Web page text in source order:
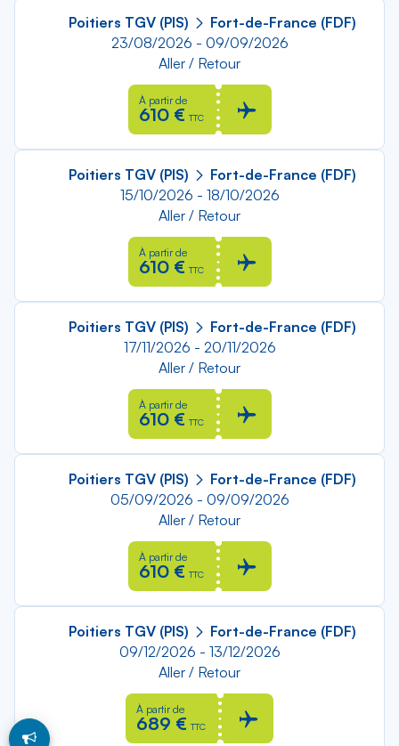
Poitiers TGV (PIS)
Fort-de-France (FDF)
23/08/2026 - 09/09/2026
Aller / Retour
À partir de
610 € TTC
Poitiers TGV (PIS)
Fort-de-France (FDF)
15/10/2026 - 18/10/2026
Aller / Retour
À partir de
610 € TTC
Poitiers TGV (PIS)
Fort-de-France (FDF)
17/11/2026 - 20/11/2026
Aller / Retour
À partir de
610 € TTC
Poitiers TGV (PIS)
Fort-de-France (FDF)
05/09/2026 - 09/09/2026
Aller / Retour
À partir de
610 € TTC
Poitiers TGV (PIS)
Fort-de-France (FDF)
09/12/2026 - 13/12/2026
Aller / Retour
À partir de
689 € TTC